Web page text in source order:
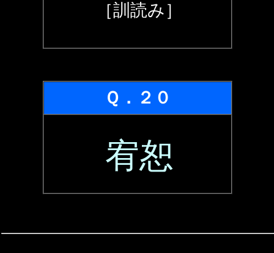
［訓読み］
Ｑ．２０
宥恕